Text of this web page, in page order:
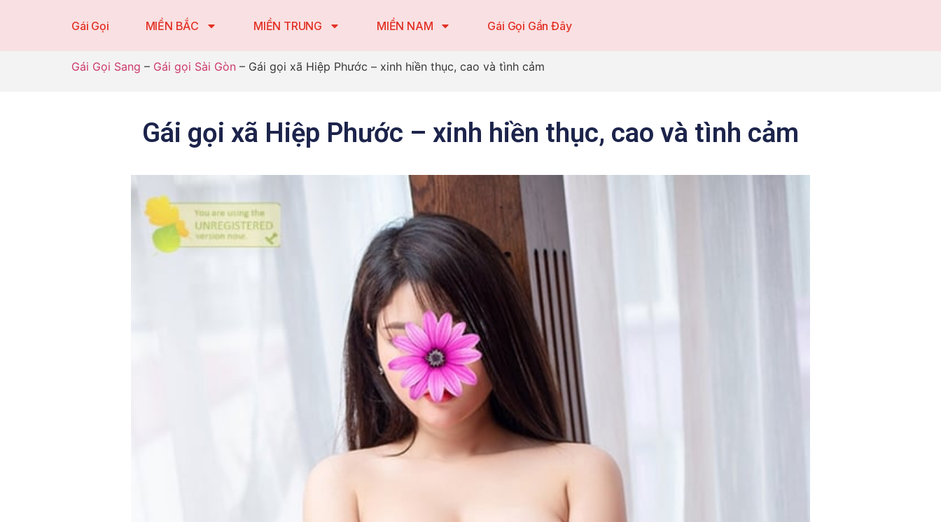
Gái Gọi MIỀN BẮC MIỀN TRUNG MIỀN NAM Gái Gọi Gần Đây
Gái Gọi Sang – Gái gọi Sài Gòn – Gái gọi xã Hiệp Phước – xinh hiền thục, cao và tình cảm
Gái gọi xã Hiệp Phước – xinh hiền thục, cao và tình cảm